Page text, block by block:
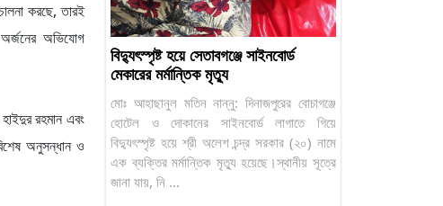
করছে, তারই
অভিযোগ
রহমান এবং
অনুসন্ধান ও
বিদ্যুৎস্পৃষ্ট হয়ে সেতাবগঞ্জে সাইনবোর্ড
মেকারের মর্মান্তিক মৃত্যু
মোঃ আহাছানুল মতিন নান্নু: দিনাজপুরের বোচাগঞ্জে
হোটেল ও দোকানের সাইনবোর্ড লাগাতে গিয়ে
বিদ্যুৎস্পৃষ্ট হয়ে শ্রী অলেশ চন্দ্র সরকার (২০) নামে
এক ব্যক্তির মর্মান্তিক মৃত্যু হয়েছে।স্থানীয় সূত্রে
জানা যায়, নি ...